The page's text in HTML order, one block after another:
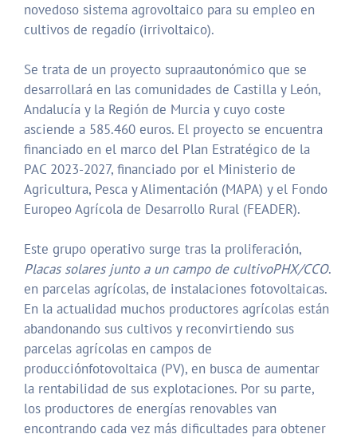
novedoso sistema agrovoltaico para su empleo en
cultivos de regadío (irrivoltaico).
Se trata de un proyecto supraautonómico que se
desarrollará en las comunidades de Castilla y León,
Andalucía y la Región de Murcia y cuyo coste
asciende a 585.460 euros. El proyecto se encuentra
financiado en el marco del Plan Estratégico de la
PAC 2023-2027, financiado por el Ministerio de
Agricultura, Pesca y Alimentación (MAPA) y el Fondo
Europeo Agrícola de Desarrollo Rural (FEADER).
Este grupo operativo surge tras la proliferación,
Placas solares junto a un campo de cultivoPHX/CCO.
en parcelas agrícolas, de instalaciones fotovoltaicas.
En la actualidad muchos productores agrícolas están
abandonando sus cultivos y reconvirtiendo sus
parcelas agrícolas en campos de
producciónfotovoltaica (PV), en busca de aumentar
la rentabilidad de sus explotaciones. Por su parte,
los productores de energías renovables van
encontrando cada vez más dificultades para obtener